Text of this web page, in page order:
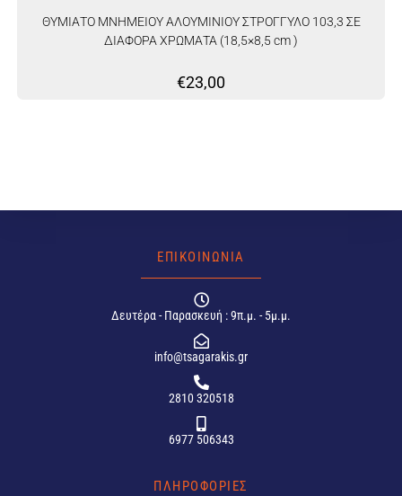
ΘΥΜΙΑΤΟ ΜΝΗΜΕΙΟΥ ΑΛΟΥΜΙΝΙΟΥ ΣΤΡΟΓΓΥΛΟ 103,3 ΣΕ
ΔΙΑΦΟΡΑ ΧΡΩΜΑΤΑ (18,5×8,5 cm )
€23,00
ΕΠΙΚΟΙΝΩΝΙΑ
Δευτέρα - Παρασκευή : 9π.μ. - 5μ.μ.
info@tsagarakis.gr
2810 320518
6977 506343
ΠΛΗΡΟΦΟΡΙΕΣ